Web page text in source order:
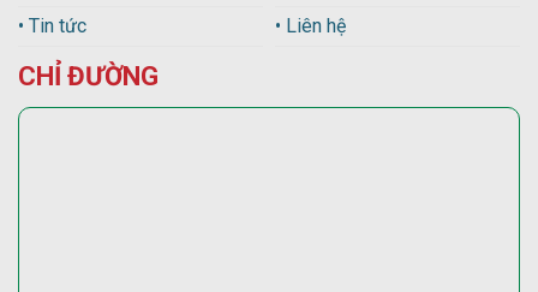
• Tin tức
• Liên hệ
CHỈ ĐƯỜNG